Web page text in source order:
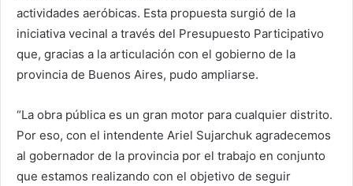
actividades aeróbicas. Esta propuesta surgió de la
iniciativa vecinal a través del Presupuesto Participativo
que, gracias a la articulación con el gobierno de la
provincia de Buenos Aires, pudo ampliarse.
“La obra pública es un gran motor para cualquier distrito.
Por eso, con el intendente Ariel Sujarchuk agradecemos
al gobernador de la provincia por el trabajo en conjunto
que estamos realizando con el objetivo de seguir